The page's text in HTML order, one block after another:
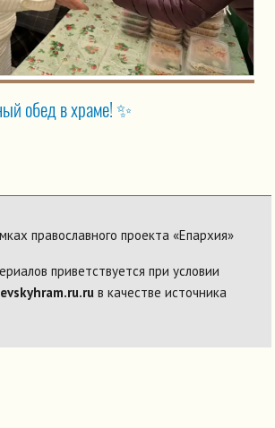
обед в храме! ✨
православного проекта «Епархия»
приветствуется при условии
в качестве источника